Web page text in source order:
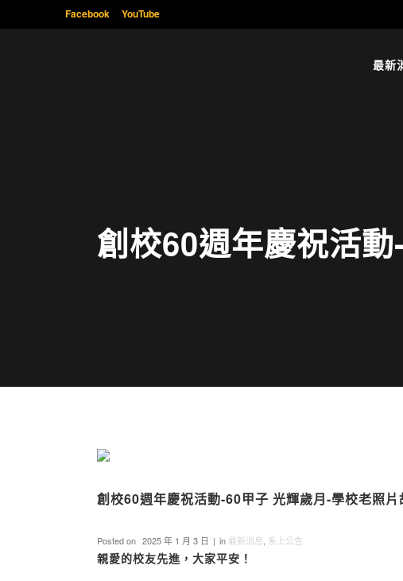
Facebook YouTube
最新
創校60週年慶祝活
創校60週年慶祝活動-60甲子 光輝歲月-學校老照片
Posted on 2025 年 1 月 3 日 in 最新消息 系上公告
親愛的校友先進，大家平安！